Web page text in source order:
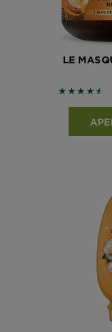
LE
4.5 sur 5